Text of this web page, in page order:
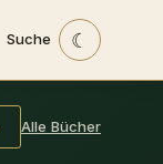
Suche ☾
Alle Bücher